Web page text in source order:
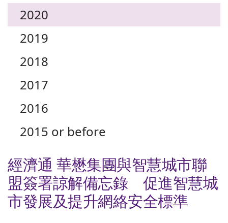
2020
2019
2018
2017
2016
2015 or before
經濟通 華懋集團與智慧城市聯
盟簽署諒解備忘錄 促進智慧城
市發展及提升網絡安全標準